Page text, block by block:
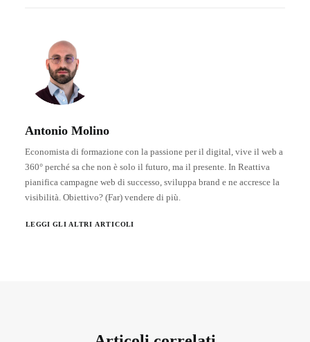
Antonio Molino
Economista di formazione con la passione per il digital, vive il web a
360° perché sa che non è solo il futuro, ma il presente. In Reattiva
pianifica campagne web di successo, sviluppa brand e ne accresce la
visibilità. Obiettivo? (Far) vendere di più.
LEGGI GLI ALTRI ARTICOLI